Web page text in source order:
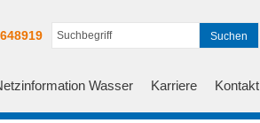
Wasser Karriere Kontakt
Suchbegriff
Suchen